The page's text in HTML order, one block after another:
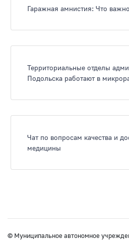
Гаражная амнистия: Что
Территориальные отделы
Подольска работают в
Чат по вопросам качества и
медицины
© Муниципальное автономное